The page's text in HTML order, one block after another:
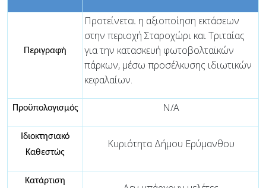
Περιγραφή
Προτείνεται η αξιοποίηση εκτάσεων
στην περιοχή Σταροχώρι και Τριταίας
για την κατασκευή φωτοβολταϊκών
πάρκων, μέσω προσέλκυσης ιδιωτικών
κεφαλαίων.
Προϋπολογισμός N/A
Ιδιοκτησιακό
Καθεστώς
Κυριότητα Δήμου Ερύμανθου
Κατάρτιση